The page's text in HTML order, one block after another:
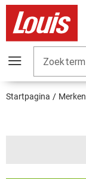
Zoekterm
Startpagina Merken